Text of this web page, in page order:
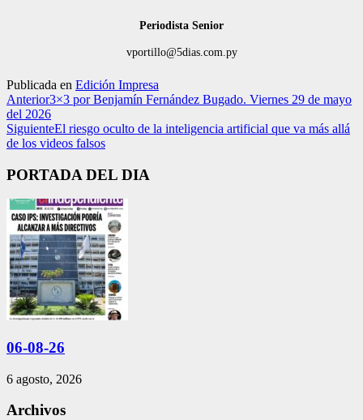
Periodista Senior
vportillo@5dias.com.py
Publicada en Edición Impresa
Anterior3×3 por Benjamín Fernández Bugado. Viernes 29 de mayo
del 2026
SiguienteEl riesgo oculto de la inteligencia artificial que va más allá
de los videos falsos
PORTADA DEL DIA
06-08-26
6 agosto, 2026
Archivos